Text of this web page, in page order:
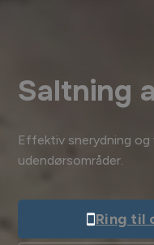
Saltning
Effektiv snerydning
udendørsområder.
Ring til